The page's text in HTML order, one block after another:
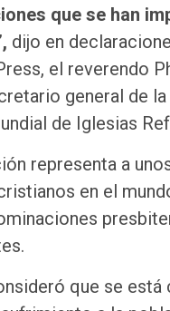
que se han
dijo en
el reverendo
general de la
de Iglesias
representa a
en el
que se está